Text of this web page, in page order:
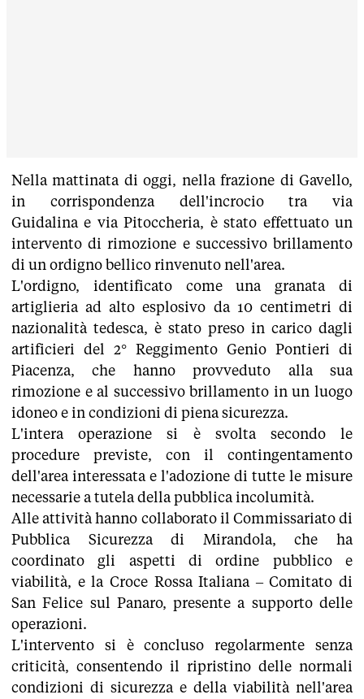
Nella mattinata di oggi, nella frazione di Gavello,
in corrispondenza dell'incrocio tra via
Guidalina e via Pitoccheria, è stato effettuato un
intervento di rimozione e successivo brillamento
di un ordigno bellico rinvenuto nell'area.
L'ordigno, identificato come una granata di
artiglieria ad alto esplosivo da 10 centimetri di
nazionalità tedesca, è stato preso in carico dagli
artificieri del 2° Reggimento Genio Pontieri di
Piacenza, che hanno provveduto alla sua
rimozione e al successivo brillamento in un luogo
idoneo e in condizioni di piena sicurezza.
L'intera operazione si è svolta secondo le
procedure previste, con il contingentamento
dell'area interessata e l'adozione di tutte le misure
necessarie a tutela della pubblica incolumità.
Alle attività hanno collaborato il Commissariato di
Pubblica Sicurezza di Mirandola, che ha
coordinato gli aspetti di ordine pubblico e
viabilità, e la Croce Rossa Italiana – Comitato di
San Felice sul Panaro, presente a supporto delle
operazioni.
L'intervento si è concluso regolarmente senza
criticità, consentendo il ripristino delle normali
condizioni di sicurezza e della viabilità nell'area